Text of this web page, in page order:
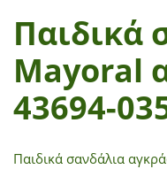
Παιδικά
Mayoral
43694-
Παιδικά σανδάλια